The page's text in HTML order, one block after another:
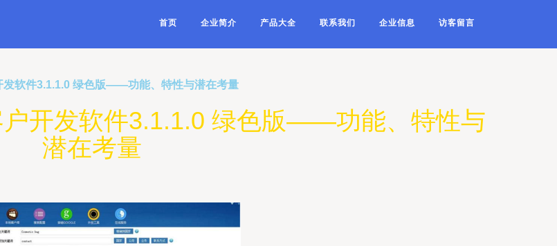
首页 企业简介 产品大全 联系我们 企业信息 访客留言
发软件3.1.1.0 绿色版——功能、特性与潜在考量
开发软件3.1.1.0 绿色版——功能、特性与
潜在考量